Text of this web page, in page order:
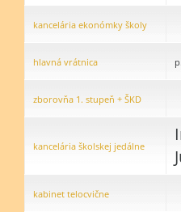
kancelária ekonómky školy
hlavná vrátnica
zborovňa 1. stupeň + ŠKD
kancelária školskej jedálne
kabinet telocvične